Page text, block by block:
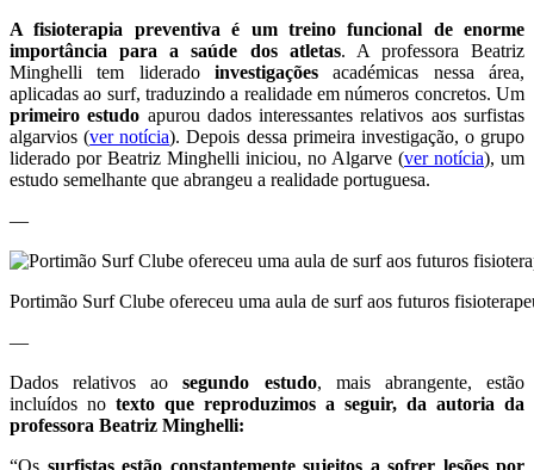
A fisioterapia preventiva é um treino funcional de enorme
importância para a saúde dos atletas. A professora Beatriz
Minghelli tem liderado investigações académicas nessa área,
aplicadas ao surf, traduzindo a realidade em números concretos. Um
primeiro estudo apurou dados interessantes relativos aos surfistas
algarvios (ver notícia). Depois dessa primeira investigação, o grupo
liderado por Beatriz Minghelli iniciou, no Algarve (ver notícia), um
estudo semelhante que abrangeu a realidade portuguesa.
—
Portimão Surf Clube ofereceu uma aula de surf aos futuros
—
Dados relativos aosegundo estudo, mais abrangente, estão
incluídos no texto que reproduzimos a seguir, da autoria da
professora Beatriz Minghelli:
“Os surfistas estão constantemente sujeitos a sofrer lesões por